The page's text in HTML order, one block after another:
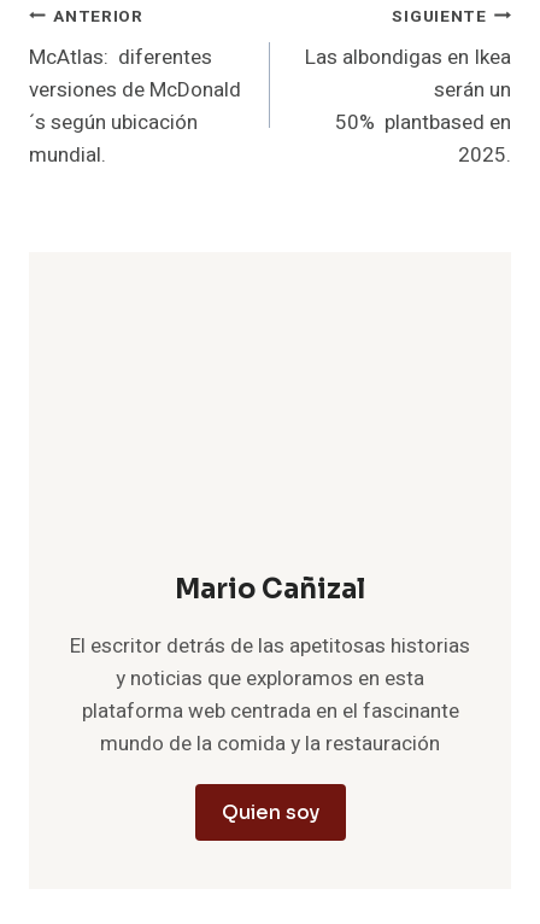
Navegación
de
entradas
ANTERIOR
McAtlas: diferentes
versiones de McDonald
´s según ubicación
mundial.
SIGUIENTE
Las albondigas en Ikea
serán un
50% plantbased en
2025.
Mario Cañizal
El escritor detrás de las apetitosas historias
y noticias que exploramos en esta
plataforma web centrada en el fascinante
mundo de la comida y la restauración
Quien soy